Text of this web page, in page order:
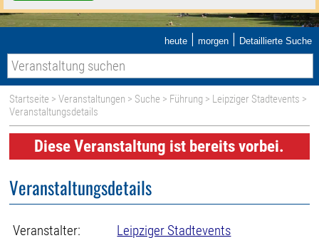
heute | morgen | Detaillierte Suche
Startseite >Veranstaltungen > Suche > Führung > Leipziger Stadtevents >
Veranstaltungsdetails
Diese Veranstaltung ist bereits vorbei.
Veranstaltungsdetails
Veranstalter:
Leipziger Stadtevents